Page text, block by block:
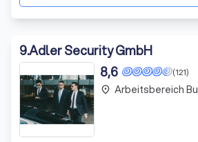
9.Adler Security GmbH
(121)
8,6
place